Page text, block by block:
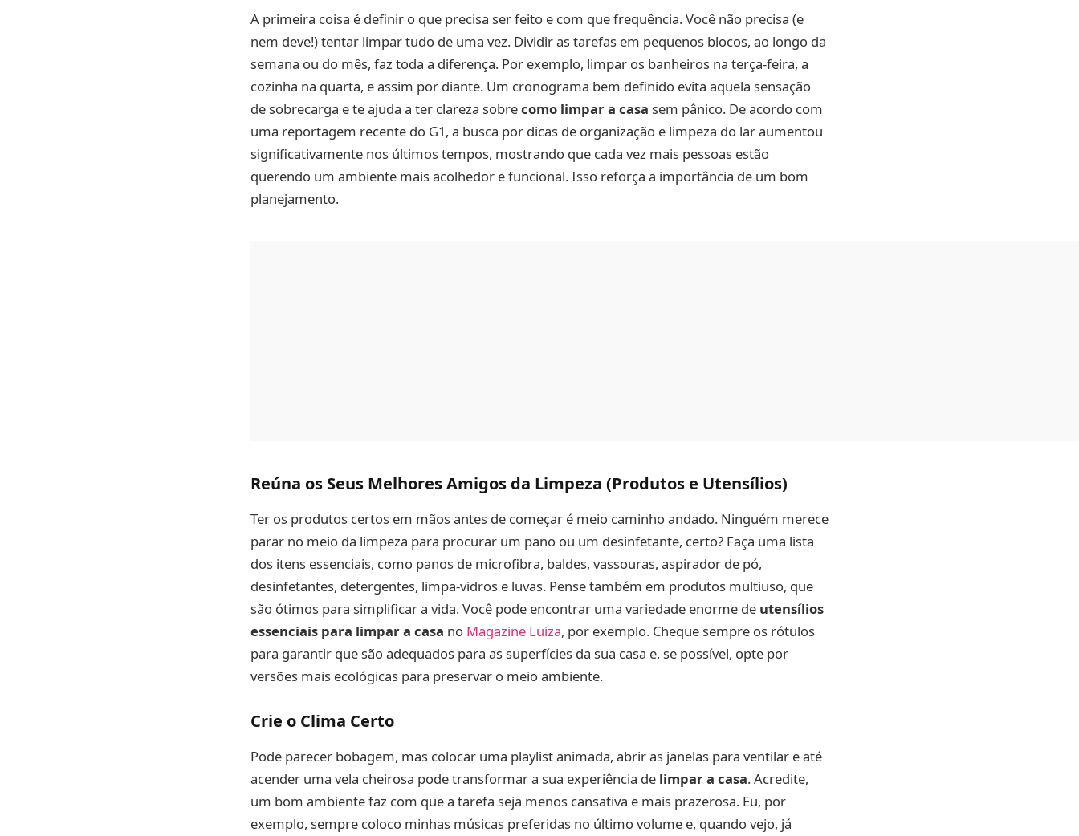
A primeira coisa é definir o que precisa ser feito e com que frequência. Você não precisa (e
nem deve!) tentar limpar tudo de uma vez. Dividir as tarefas em pequenos blocos, ao longo da
semana ou do mês, faz toda a diferença. Por exemplo, limpar os banheiros na terça-feira, a
cozinha na quarta, e assim por diante. Um cronograma bem definido evita aquela sensação
de sobrecarga e te ajuda a ter clareza sobrecomo limpar a casa sem pânico. De acordo com
uma reportagem recente do G1, a busca por dicas de organização e limpeza do lar aumentou
significativamente nos últimos tempos, mostrando que cada vez mais pessoas estão
querendo um ambiente mais acolhedor e funcional. Isso reforça a importância de um bom
planejamento.
Reúna os Seus Melhores Amigos da Limpeza (Produtos e Utensílios)
Ter os produtos certos em mãos antes de começar é meio caminho andado. Ninguém merece
parar no meio da limpeza para procurar um pano ou um desinfetante, certo? Faça uma lista
dos itens essenciais, como panos de microfibra, baldes, vassouras, aspirador de pó,
desinfetantes, detergentes, limpa-vidros e luvas. Pense também em produtos multiuso, que
são ótimos para simplificar a vida. Você pode encontrar uma variedade enorme de utensílios
essenciais para limpar a casa no Magazine Luiza, por exemplo. Cheque sempre os rótulos
para garantir que são adequados para as superfícies da sua casa e, se possível, opte por
versões mais ecológicas para preservar o meio ambiente.
Crie o Clima Certo
Pode parecer bobagem, mas colocar uma playlist animada, abrir as janelas para ventilar e até
acender uma vela cheirosa pode transformar a sua experiência de limpar a casa. Acredite,
um bom ambiente faz com que a tarefa seja menos cansativa e mais prazerosa. Eu, por
exemplo, sempre coloco minhas músicas preferidas no último volume e, quando vejo, já